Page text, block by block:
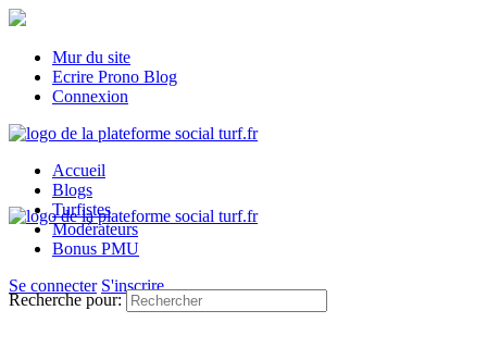
Mur du site
Ecrire Prono Blog
Connexion
Accueil
Blogs
Turfistes
Modérateurs
Bonus PMU
Se connecter S'inscrire
Recherche pour: